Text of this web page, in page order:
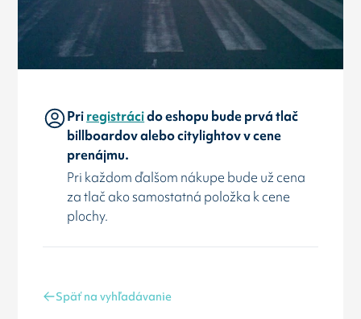
Priregistrácido eshopu bude prvá tlač
billboardov alebo citylightov v cene
prenájmu.
Pri každom ďalšom nákupe bude už cena
za tlač ako samostatná položka k cene
plochy.
Späť na vyhľadávanie